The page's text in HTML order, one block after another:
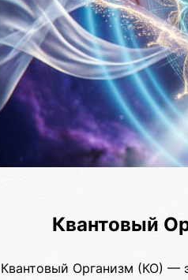
Квантовый
Квантовый Организм (КО) —